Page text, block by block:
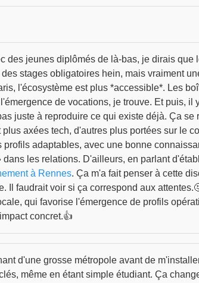
jeunes diplômés de là-bas, je dirais que
stages obligatoires hein, mais vraiment
l'écosystème est plus *accessible*. Les
de vocations, je trouve. Et puis, il
juste à reproduire ce qui existe déjà. Ça se
axées tech, d'autres plus portées sur le
adaptables, avec une bonne
les relations. D'ailleurs, en parlant
à Rennes. Ça m'a fait penser à cette
Il faudrait voir si ça correspond aux
qui favorise l'émergence de profils
concret.👍
d'une grosse métropole avant de
même en étant simple étudiant. Ça